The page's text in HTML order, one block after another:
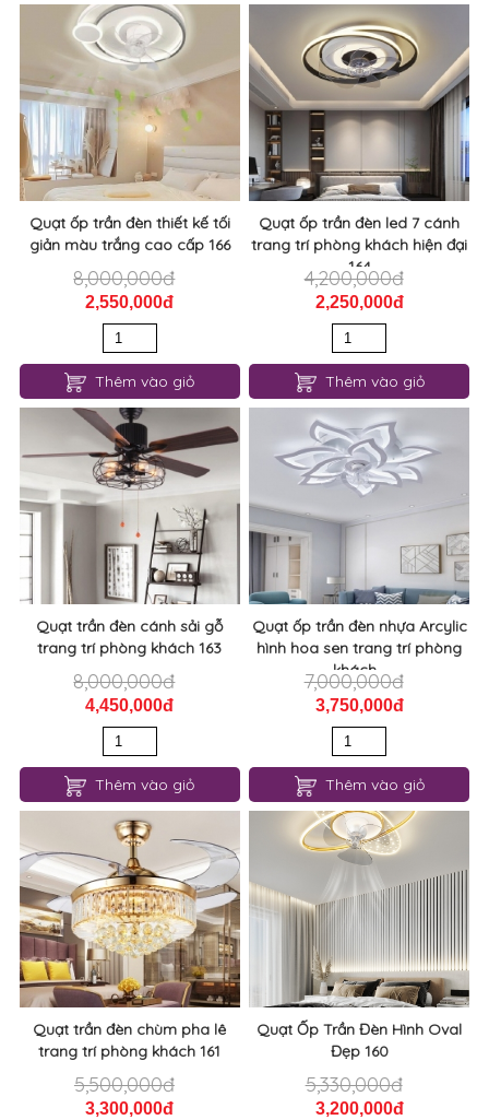
Quạt ốp trần đèn thiết kế tối
giản màu trắng cao cấp 166
8,000,000đ
2,550,000đ
Thêm vào giỏ
Quạt ốp trần đèn led 7 cánh
trang trí phòng khách hiện đại
164
4,200,000đ
2,250,000đ
Thêm vào giỏ
Quạt trần đèn cánh sải gỗ
trang trí phòng khách 163
8,000,000đ
4,450,000đ
Thêm vào giỏ
Quạt ốp trần đèn nhựa Arcylic
hình hoa sen trang trí phòng
khách...
7,000,000đ
3,750,000đ
Thêm vào giỏ
Quạt trần đèn chùm pha lê
trang trí phòng khách 161
5,500,000đ
3,300,000đ
Quạt Ốp Trần Đèn Hình Oval
Đẹp 160
5,330,000đ
3,200,000đ